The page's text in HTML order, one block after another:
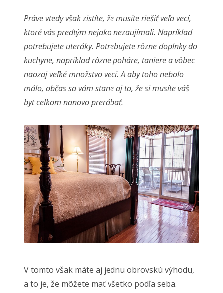
Práve vtedy však zistíte, že musíte riešiť veľa vecí,
ktoré vás predtým nejako nezaujímali. Napríklad
potrebujete uteráky. Potrebujete rôzne doplnky do
kuchyne, napríklad rôzne poháre, taniere a vôbec
naozaj veľké množstvo vecí. A aby toho nebolo
málo, občas sa vám stane aj to, že si musíte váš
byt celkom nanovo prerábať.
V tomto však máte aj jednu obrovskú výhodu,
a to je, že môžete mať všetko podľa seba.